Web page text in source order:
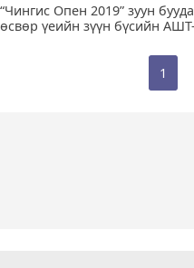
“Чингис Опен 2019” зуун
өсвөр үеийн зүүн бүсийн
1